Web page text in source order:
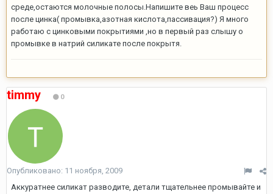
среде,остаются молочные полосы.Напишите веь Ваш процесс
после цинка( промывка,азотная кислота,пассивация?) Я много
работаю с цинковыми покрытиями ,но в первый раз слышу о
промывке в натрий силикате после покрытя.
timmy 0
Опубликовано: 11 ноября, 2009
Аккуратнее силикат разводите, детали тщательнее промывайте и